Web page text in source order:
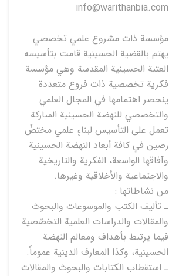
info@warithanbia.com
مؤسسة ذات مشروع علمي تخصصي
يهتم بالقضية الحسينية قامت بتأسيسه
العتبة الحسينية المقدسة وهي مؤسسة
فكرية تخصصية ذات فروع متعددة
ينحصر اهتمامها في المجال العلمي
والتخصصي للنهضة الحسينية المباركة
تعمل على التأسيس لبناءٍ علمي مختصٍّ
رصين في كافة أبعاد النهضة الحسينية
وآفاقها الواسعة، الفكرية والتاريخية
والاجتماعية والأخلاقية وغيرها.
من نشاطاتها :
ـ تأليف الكتب والموسوعات والبحوث
والمقالات والدراسات العلمية التخصّصية
فيما يرتبط بأهداف ومعالم النهضة
الحسينية، وكذا المعارف الدينية عموماً.
ـ استقطاب الكتابات والبحوث والمقالات